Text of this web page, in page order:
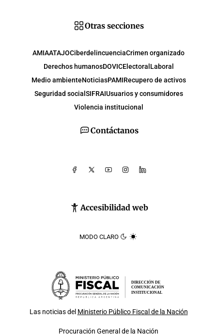
Contáctanos
Accesibilidad web
MODO CLARO
Otras secciones
AMIAATAJOCiberdelincuenciaCrimen organizado
Derechos humanosDOVICElectoralLaboral
Medio ambienteNoticiasPAMIRecupero de activos
Seguridad socialSIFRAIUsuarios y consumidores
Violencia institucional
DIRECCIÓN DE
COMUNICACIÓN
INSTITUCIONAL
Las noticias del Ministerio Público Fiscal de la Nación
Procuración General de la Nación